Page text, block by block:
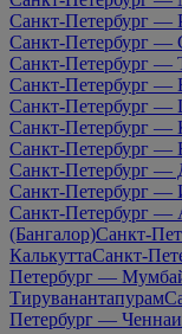
Санкт-Петербург —
Санкт-Петербург —
Санкт-Петербург —
Санкт-Петербург —
Санкт-Петербург —
Санкт-Петербург —
Санкт-Петербург —
Санкт-Петербург —
Санкт-Петербург —
Санкт-Петербург —
(Бангалор)Санкт-
КалькуттаСанкт-
Петербург —
Тируванантапурам
Петербург —